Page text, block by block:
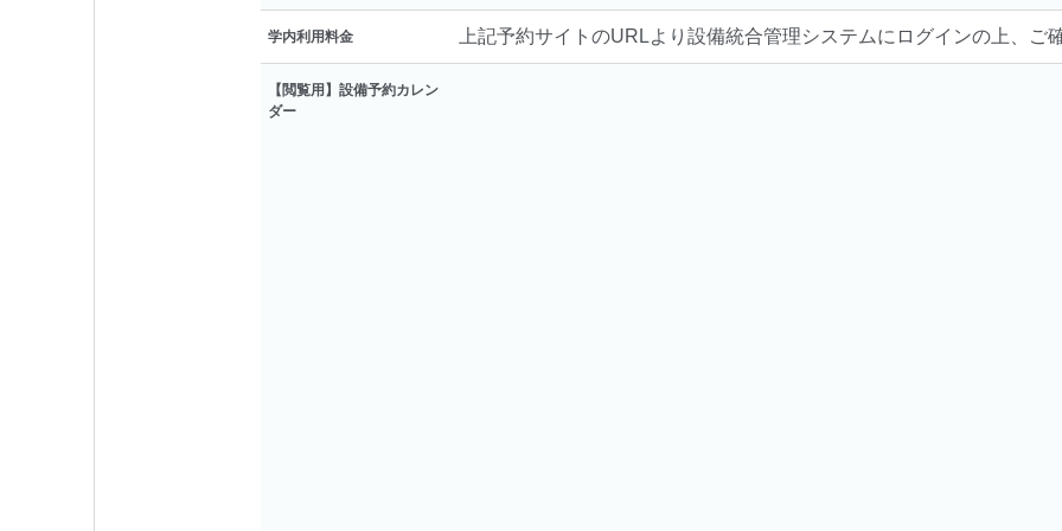
学内利用料金 上記予約サイトのURLより設備統合管理システムにログインの上、ご
【閲覧用】設備予約カレン
ダー